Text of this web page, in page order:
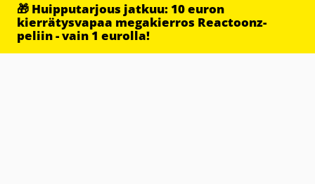
🎁 Huipputarjous jatkuu: 10 euron
kierrätysvapaa megakierros Reactoonz-
peliin - vain 1 eurolla!